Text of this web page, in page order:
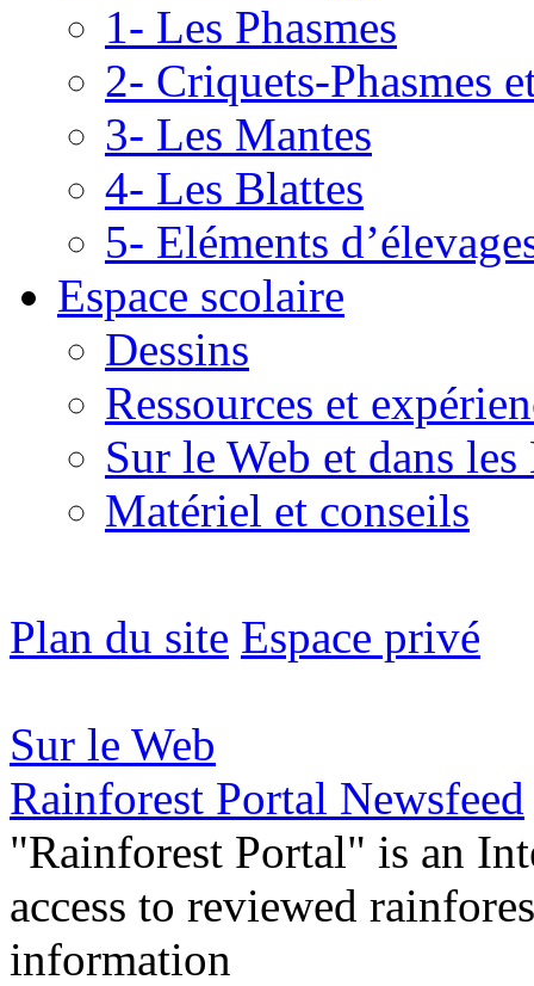
1- Les Phasmes
2- Criquets-Phasmes
3- Les Mantes
4- Les Blattes
5- Eléments
Espace scolaire
Dessins
Ressources et
Sur le Web et dans
Matériel et conseils
Plan du site Espace privé
Sur le Web
Rainforest Portal Newsfeed
"Rainforest Portal" is an
access to reviewed
information